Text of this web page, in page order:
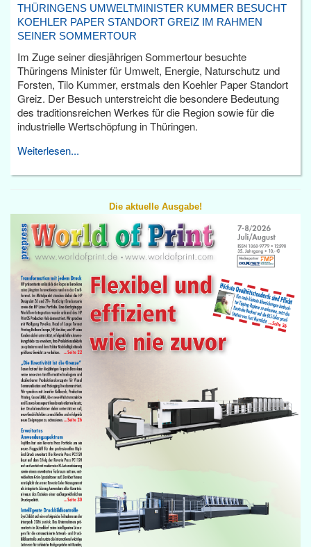
THÜRINGENS UMWELTMINISTER KUMMER BESUCHT
KOEHLER PAPER STANDORT GREIZ IM RAHMEN
SEINER SOMMERTOUR
Im Zuge seiner diesjährigen Sommertour besuchte
Thüringens Minister für Umwelt, Energie, Naturschutz und
Forsten, Tilo Kummer, erstmals den Koehler Paper Standort
Greiz. Der Besuch unterstreicht die besondere Bedeutung
des traditionsreichen Werkes für die Region sowie für die
industrielle Wertschöpfung in Thüringen.
Weiterlesen...
Die aktuelle Ausgabe!